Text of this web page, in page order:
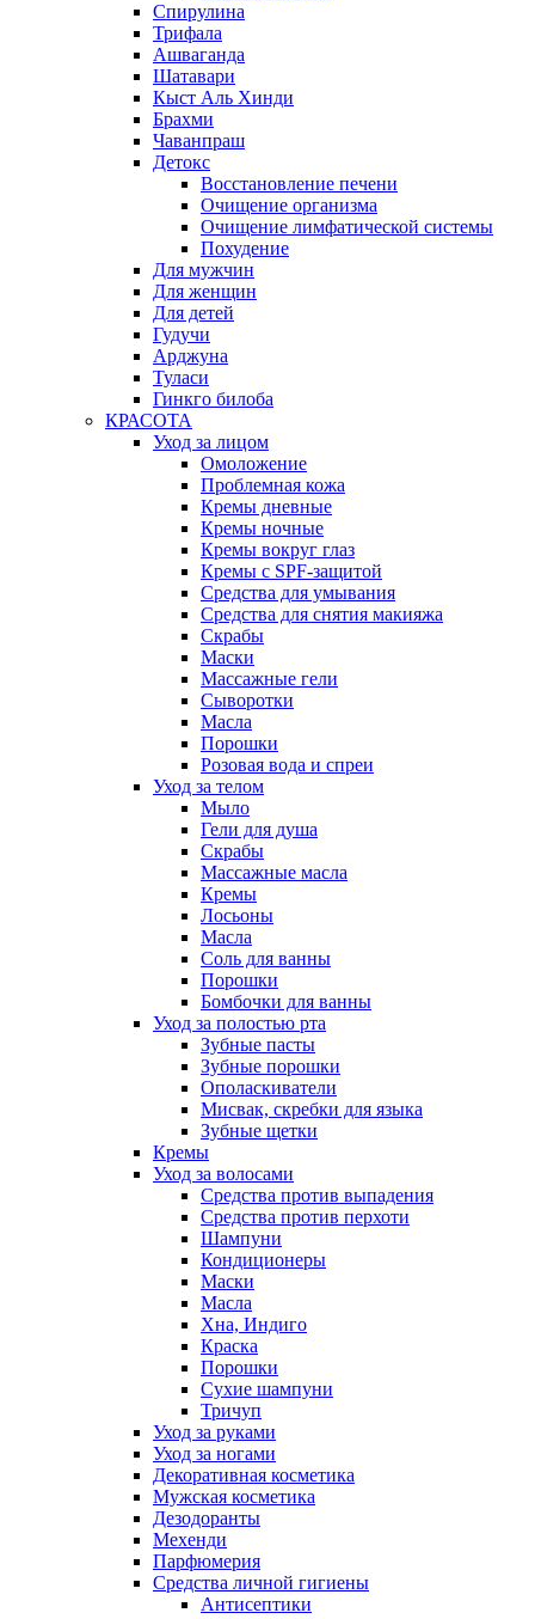
Спирулина
Трифала
Ашваганда
Шатавари
Кыст Аль Хинди
Брахми
Чаванпраш
Детокс
Восстановление печени
Очищение организма
Очищение лимфатической системы
Похудение
Для мужчин
Для женщин
Для детей
Гудучи
Арджуна
Туласи
Гинкго билоба
КРАСОТА
Уход за лицом
Омоложение
Проблемная кожа
Кремы дневные
Кремы ночные
Кремы вокруг глаз
Кремы с SPF-защитой
Средства для умывания
Средства для снятия макияжа
Скрабы
Маски
Массажные гели
Сыворотки
Масла
Порошки
Розовая вода и спреи
Уход за телом
Мыло
Гели для душа
Скрабы
Массажные масла
Кремы
Лосьоны
Масла
Соль для ванны
Порошки
Бомбочки для ванны
Уход за полостью рта
Зубные пасты
Зубные порошки
Ополаскиватели
Мисвак, скребки для языка
Зубные щетки
Кремы
Уход за волосами
Средства против выпадения
Средства против перхоти
Шампуни
Кондиционеры
Маски
Масла
Хна, Индиго
Краска
Порошки
Сухие шампуни
Тричуп
Уход за руками
Уход за ногами
Декоративная косметика
Мужская косметика
Дезодоранты
Мехенди
Парфюмерия
Средства личной гигиены
Антисептики